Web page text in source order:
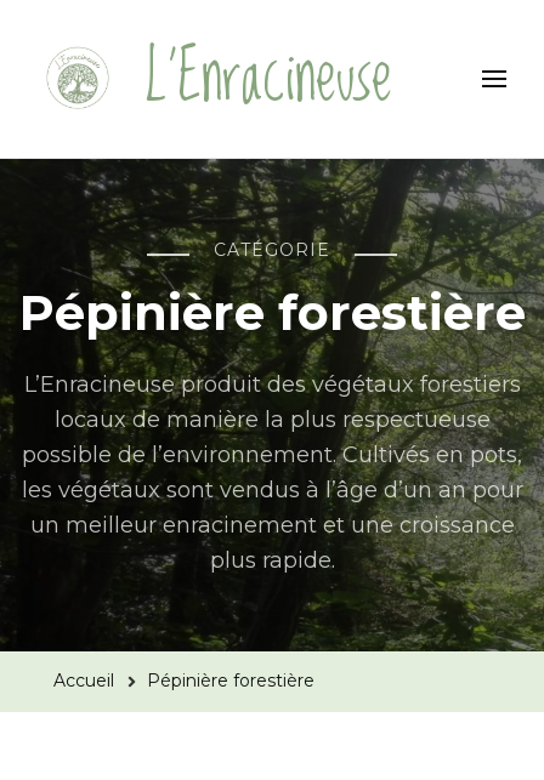
L'Enracineuse
CATÉGORIE
Pépinière forestière
L’Enracineuse produit des végétaux forestiers
locaux de manière la plus respectueuse
possible de l’environnement. Cultivés en pots,
les végétaux sont vendus à l’âge d’un an pour
un meilleur enracinement et une croissance
plus rapide.
Accueil Pépinière forestière